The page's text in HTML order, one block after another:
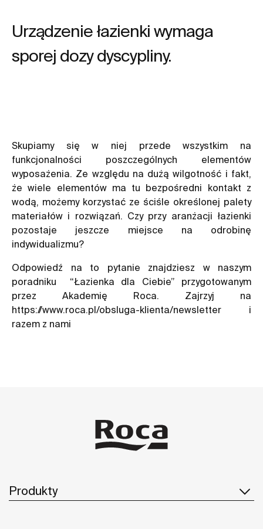
Urządzenie łazienki wymaga
sporej dozy dyscypliny.
Skupiamy się w niej przede wszystkim na
funkcjonalności poszczególnych elementów
wyposażenia. Ze względu na dużą wilgotność i fakt,
że wiele elementów ma tu bezpośredni kontakt z
wodą, możemy korzystać ze ściśle określonej palety
materiałów i rozwiązań. Czy przy aranżacji łazienki
pozostaje jeszcze miejsce na odrobinę
indywidualizmu?
Odpowiedź na to pytanie znajdziesz w naszym
poradniku “Łazienka dla Ciebie” przygotowanym
przez Akademię Roca. Zajrzyj na
https://www.roca.pl/obsluga-klienta/newsletter i
razem z nami
Produkty